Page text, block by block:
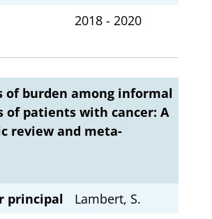
2018 - 2020
of burden among informal
of patients with cancer: A
review and meta-
principal
Lambert, S.